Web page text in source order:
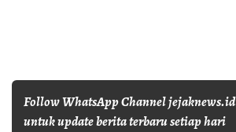
Follow WhatsApp Channel jejaknews.id
untuk update berita terbaru setiap hari